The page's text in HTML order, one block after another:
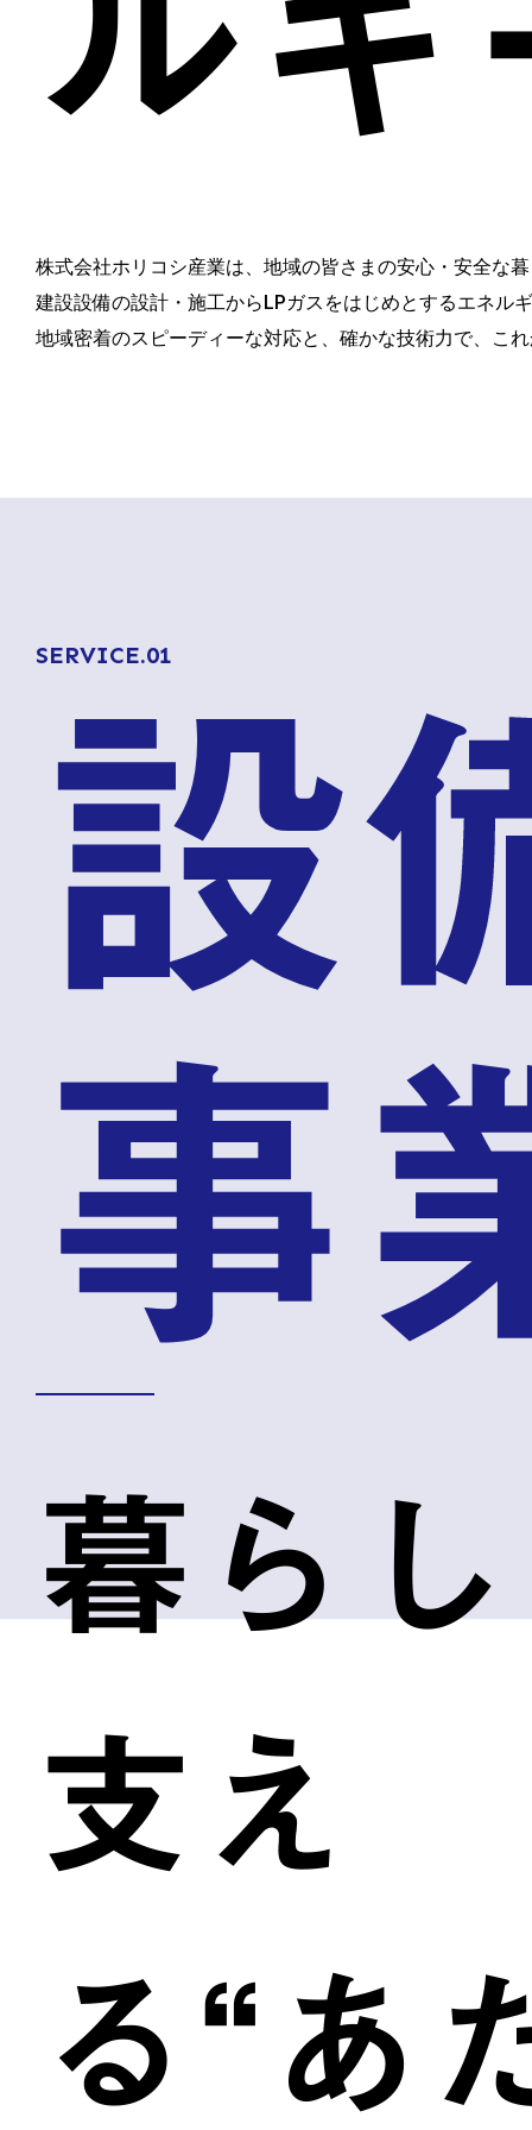
ルギ
株式会社ホリコシ産業は、地域の皆さまの安心・安全な
建設設備の設計・施工からLPガスをはじめとするエネル
地域密着のスピーディーな対応と、確かな技術力で、こ
SERVICE.01
設
事
暮ら
支え
る“あ